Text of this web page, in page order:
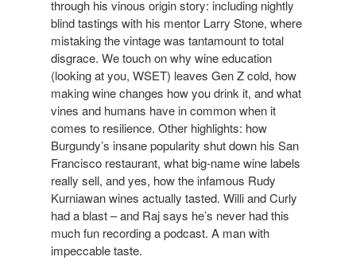
through his vinous origin story: including nightly
blind tastings with his mentor Larry Stone, where
mistaking the vintage was tantamount to total
disgrace. We touch on why wine education
(looking at you, WSET) leaves Gen Z cold, how
making wine changes how you drink it, and what
vines and humans have in common when it
comes to resilience. Other highlights: how
Burgundy’s insane popularity shut down his San
Francisco restaurant, what big-name wine labels
really sell, and yes, how the infamous Rudy
Kurniawan wines actually tasted. Willi and Curly
had a blast – and Raj says he’s never had this
much fun recording a podcast. A man with
impeccable taste.